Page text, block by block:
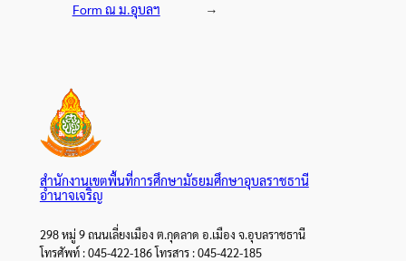
Form ณ ม.อุบลฯ
→
สำนักงานเขตพื้นที่การศึกษามัธยมศึกษาอุบลราชธานี
อำนาจเจริญ
298 หมู่ 9 ถนนเลี่ยงเมือง ต.กุดลาด อ.เมือง จ.อุบลราชธานี
โทรศัพท์ : 045-422-186 โทรสาร : 045-422-185